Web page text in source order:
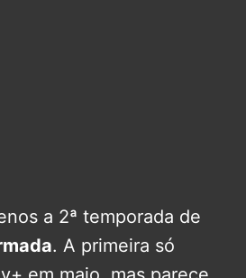
a 2ª temporada de
. A primeira só